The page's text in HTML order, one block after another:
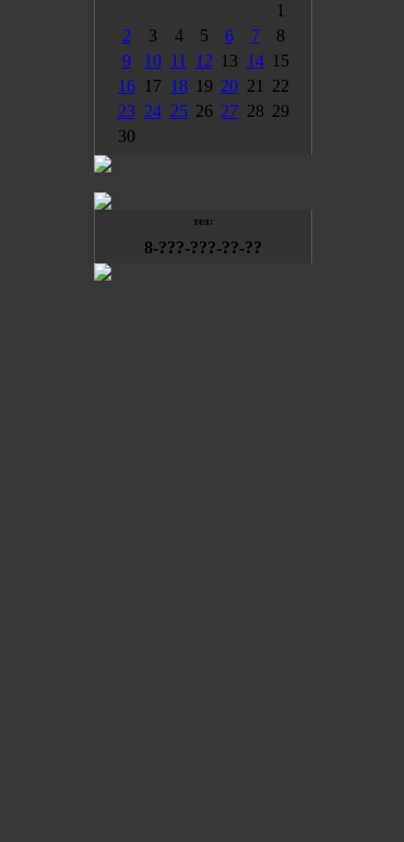
1
2
3 4 5 6 7
8
9
10 11 12 13 14 15
16
17 18 19 20 21
22
23 24 25 26 27 28 29
30
тел:
8-???-???-??-??